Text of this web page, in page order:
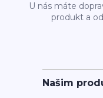
U nás máte
produkt a
Našim